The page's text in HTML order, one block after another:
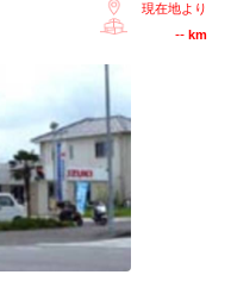
現在地より
-- km